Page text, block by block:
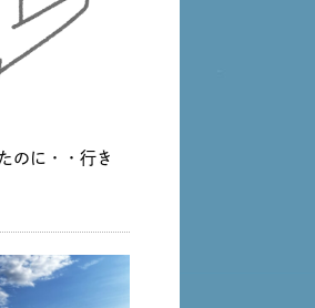
のに・・行き